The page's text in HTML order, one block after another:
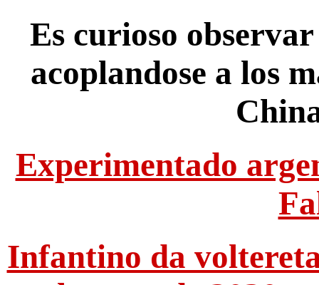
Es curioso
acoplandose a los
Experimentado
Infantino da